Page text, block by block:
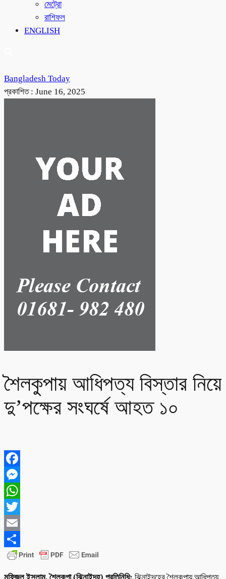
মেট্রো
রাশিফল
ENGLISH
Bangladesh Today
প্রকাশিত : June 16, 2025
শৈলকুপায় আধিপত্য বিস্তার নিয়ে
দু’পক্ষের সংঘর্ষে আহত ১০
Facebook
Messenger
WhatsApp
Twitter
Email
Share
মফিজুল ইসলাম, শৈলকুপা (ঝিনাইদহ) প্রতিনিধি: ঝিনাইদহের শৈলকুপায় আধিপত্য